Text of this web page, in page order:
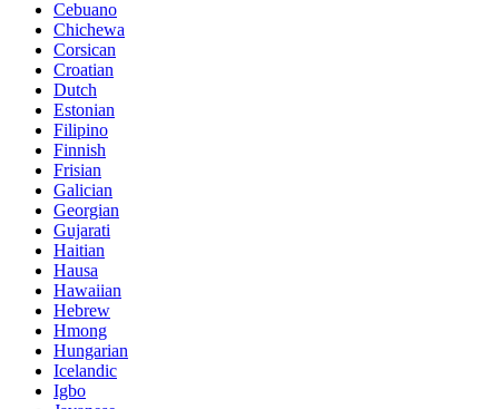
Cebuano
Chichewa
Corsican
Croatian
Dutch
Estonian
Filipino
Finnish
Frisian
Galician
Georgian
Gujarati
Haitian
Hausa
Hawaiian
Hebrew
Hmong
Hungarian
Icelandic
Igbo